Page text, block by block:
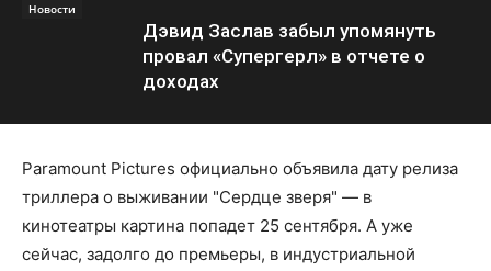
Новости
Дэвид Заслав забыл упомянуть
провал «Супергерл» в отчете о
доходах
Paramount Pictures официально объявила дату релиза
триллера о выживании "Сердце зверя" — в
кинотеатры картина попадет 25 сентября. А уже
сейчас, задолго до премьеры, в индустриальной